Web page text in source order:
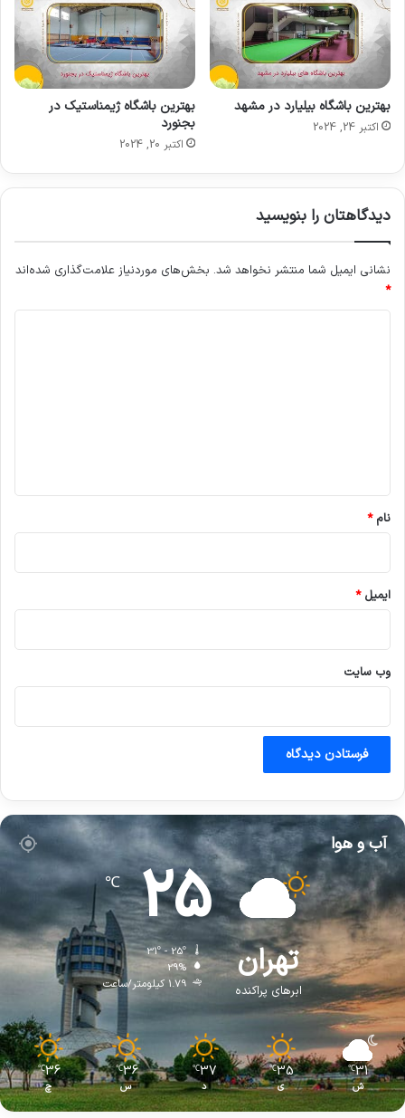
بهترین باشگاه بیلیارد در مشهد
اکتبر 24, 2024
بهترین باشگاه ژیمناستیک در
بجنورد
اکتبر 20, 2024
دیدگاهتان را بنویسید
نشانی ایمیل شما منتشر نخواهد شد. بخش‌های موردنیاز علامت‌گذاری شده‌اند
*
نام*
ایمیل*
وب‌ سایت
آب و هوا
تهران
ابرهای پراکنده
25
℃
31º - 25º
29%
1.79 کیلومتر/ساعت
31
℃
ش
35
℃
ی
37
℃
د
36
℃
س
36
℃
چ